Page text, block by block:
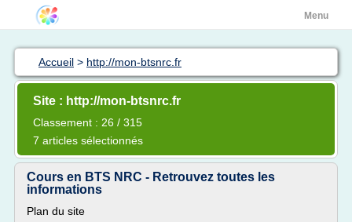
Menu
Accueil > http://mon-btsnrc.fr
Site : http://mon-btsnrc.fr
Classement : 26 / 315
7 articles sélectionnés
Cours en BTS NRC - Retrouvez toutes les
informations
Plan du site